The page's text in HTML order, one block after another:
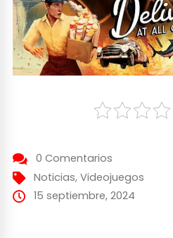
0 Comentarios
Noticias, Videojuegos
15 septiembre, 2024